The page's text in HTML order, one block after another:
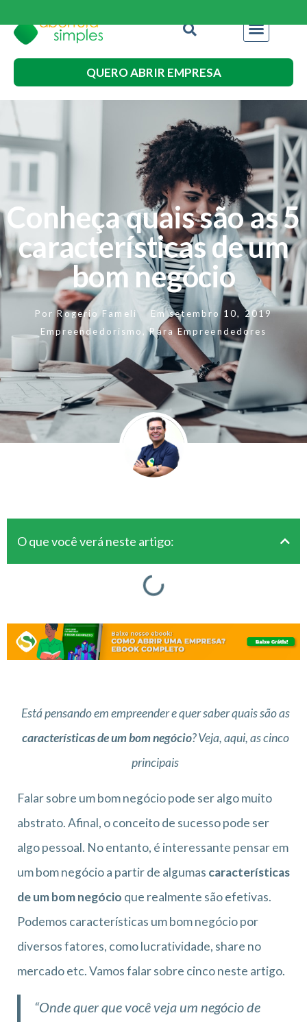
QUERO ABRIR EMPRESA
Conheça quais são as 5
características de um
bom negócio
Por Rogerio Fameli Em setembro 10, 2019
Empreendedorismo ,Para Empreendedores
O que você verá neste artigo:
Está pensando em empreender e quer saber quais são as
características de um bom negócio? Veja, aqui, as cinco
principais
Falar sobre um bom negócio pode ser algo muito
abstrato. Afinal, o conceito de sucesso pode ser
algo pessoal. No entanto, é interessante pensar em
um bom negócio a partir de algumas características
de um bom negócio que realmente são efetivas.
Podemos características um bom negócio por
diversos fatores, como lucratividade, share no
mercado etc. Vamos falar sobre cinco neste artigo.
“Onde quer que você veja um negócio de